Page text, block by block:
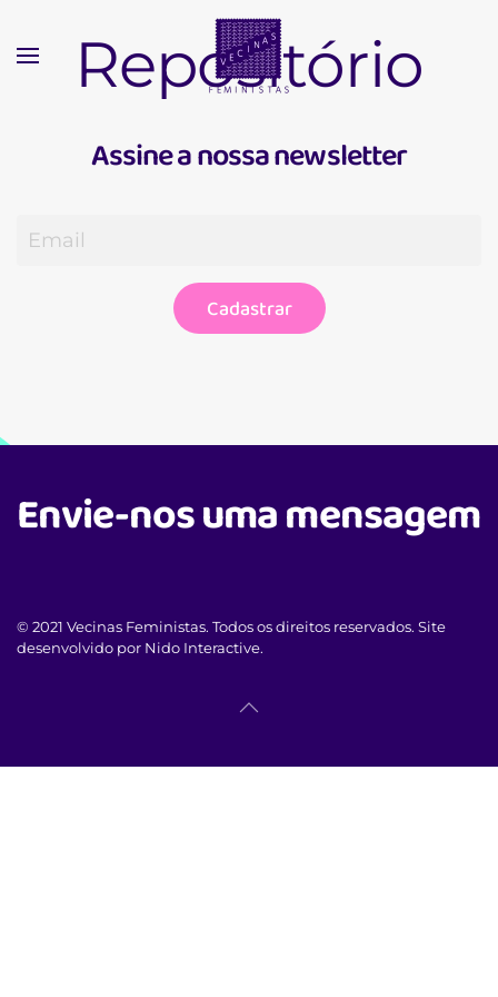
Skip
content
Repositório
Assine a nossa newsletter
Cadastrar
Envie-nos uma mensagem
© 2021 Vecinas Feministas. Todos os direitos reservados. Site
desenvolvido por Nido Interactive.